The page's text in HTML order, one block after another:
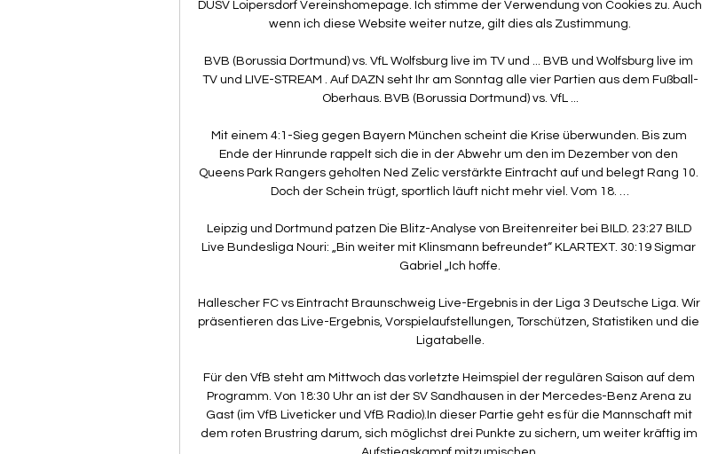
DUSV Loipersdorf Vereinshomepage. Ich stimme der Verwendung von Cookies zu. Auch wenn ich diese Website weiter nutze, gilt dies als Zustimmung.

BVB (Borussia Dortmund) vs. VfL Wolfsburg live im TV und ... BVB und Wolfsburg live im TV und LIVE-STREAM . Auf DAZN seht Ihr am Sonntag alle vier Partien aus dem Fußball-Oberhaus. BVB (Borussia Dortmund) vs. VfL ...

Mit einem 4:1-Sieg gegen Bayern München scheint die Krise überwunden. Bis zum Ende der Hinrunde rappelt sich die in der Abwehr um den im Dezember von den Queens Park Rangers geholten Ned Zelic verstärkte Eintracht auf und belegt Rang 10. Doch der Schein trügt, sportlich läuft nicht mehr viel. Vom 18. …

Leipzig und Dortmund patzen Die Blitz-Analyse von Breitenreiter bei BILD. 23:27 BILD Live Bundesliga Nouri: „Bin weiter mit Klinsmann befreundet“ KLARTEXT. 30:19 Sigmar Gabriel „Ich hoffe.

Hallescher FC vs Eintracht Braunschweig Live-Ergebnis in der Liga 3 Deutsche Liga. Wir präsentieren das Live-Ergebnis, Vorspielaufstellungen, Torschützen, Statistiken und die Ligatabelle.

Für den VfB steht am Mittwoch das vorletzte Heimspiel der regulären Saison auf dem Programm. Von 18:30 Uhr an ist der SV Sandhausen in der Mercedes-Benz Arena zu Gast (im VfB Liveticker und VfB Radio).In dieser Partie geht es für die Mannschaft mit dem roten Brustring darum, sich möglichst drei Punkte zu sichern, um weiter kräftig im Aufstiegskampf mitzumischen.

Austria Klagenfurt im Duell mit Europa-League-Teil­nehmer TSV Hartberg Waidmannsdorf – In Waidmannsdorf beginnen bereits die Sommer-Vorbereitung auf die Saison 2020/21 – und für die Violetten um Trainer Robert Micheu geht es direkt in die Vollen.

Die Zuschauer fühlten sich ein wenig an das Match gegen den SV Sodingen, ebenfalls ein Westfalenligist, vor 11 Tagen erinnert. Nur dass es diesmal nicht 5 Minuten dauerte, sondern deren 18, bis der Landesliga-Spitzenreiter mit 0:2 auf eigenem Platz im Hintertreffen lag. Gegen den ambitionierten FC aus dem Dortmunder Süden, … Weiterlesen. 1 Feb 2020 Wacker-C-Junioren sind Hallenstadtmeister.

Ich war auch kurz davor, den Thread zu eröffnen. Der pfeift nur für Hoffenheim, Fouls an Hertha ignoriert der. Bestes Beispiel: Hoffenheim "erobert" auf Höhe der Mittellinie den Ball, wobei kein Hoffenheimer den Ball spielt, sondern nur in den Berliner reinrutschen.

Informationen zu Ihren Bestellungen, Abonnements, Rechnungen oder Remissionen. Media-Service . Informationen für Anzeigenkunden und Werbepartner / Werbungstreibende / Mediaplaner

Du bist hier: Startseite / Foren / The Work Netzwerk Schweiz / #lIVe Herediano – Cartaginés Online Streaming – Stream Online 4K HD. Ansicht von 1 Beitrag (von insgesamt 1) Autor. Beiträge. 6. Oktober 2019 um 21:35 #97076 Antworten. mortbunitso1980.. Watch online Herediano – Cartaginés:.

Sg Essen Schonebeck Fupa. Junge Kicker Gesucht Sg Essen Schonebeck E V. Westdeutscher Fussballverband E V Fussball Turniere Bei Den. 18 03 2015 1 Ffc Frankfurt Vs Sg Essen Schonebeck. Fussballarchiv Essen Home Facebook. Sg Essen Schonebeck Fupa. Sgs Essen Schonebeck Vfl Borussia Monchengladbach Flickr. 30 09 2018 Spvg Schonnebeck 1910 E V Iii Fc Saloniki . Sportgemeinschaft Essen Schonebeck …

VfL Wolfsburg gegen | My Site 2 Gruppe vor 2 Stunden — 03.11.2018 — VfL Wolfsburg - Borussia Dortmund im Live-Stream: Gelingt gegen den BVB eine Überraschung, könnte sich Wolfsburg in der Tabelle ...

My Site 2 Gruppe | Beyondyoga vor 3 Stunden — (STREAMEN=) Wolfsburg gegen Borussia Dortmund im tv So sehen Sie Borussia Dortmund gegen VfL Wolfsburg live 17.02.2024 01.11.2018 — Das ...

Let's Talk Strength vor 1 Stunde — [ONLINE SCHAUEN>>>>] Wolfsburg gegen Dortmund im live tv stream BVB: Übertragung der Bundesliga im Livestream und TV 17.02.2024 23.09.2023 ...

Joel Frenzel Rückennummer: 1 Position: Torwart Geburtstag: 01.01.2001 Im Verein seit: 07.2019 Bisherige Vereine: Jugend: Adler Osterfeld, RW Oberhausen, VfL Bochum

Löschung VIVENTE Leben mit Stil GmbH in Liquidation Rubrik: Handelsregistereintragungen Unterrubrik: Löschung VIVENTE Leben mit Stil GmbH in Liquidation, in Kriens, CHE-266.238.964, Gesellschaft mit beschränkter Haftung (SHAB Nr. 186 vom 26.09.2018, Publ. 1004463004).

BVB: Übertragung der Bundesliga im Livestream und TV 08.11.2022 — Das Bundesligaspiel VfL Wolfsburg gegen Borussia Dortmund wird im TV und Livestream gezeigt. Infos zur Übertragung des BVB-Spiels hier in ...

Fussball-Vereine Arnfels - sichten Sie alle Firmen und Unternehmen mit Adresse, Telefonnummer und ★ Bewertungen. Das Stadtbranchenbuch für Arnfels zeigt Ihnen aktuell ᐅ 82 Einträge.

Besonders in der zweiten Halbzeit war deutlich sichtbar, weshalb Granada dort steht, wo es steht und weshalb sie sich zuhause u.a. gegen den FC Barcelona und Getafe durchsetzen konnten. Großen Respekt an die Mannen aus Andalusien und deren Trainer, dass sie trotz des eng getakteten Spielplans, des Gegners und der äußerlichen Rahmenbedingungen über 96 Minuten dieses Tempo gehen konnten und.

Spieltag: So., 08.02.2009, 15:00 Bonner SC - SV Schermbeck FC Gütersloh 2000 - SG Wattenscheid 09 SF Oestrich-Iserlohn - Hammer SpVg ETB SW Essen - SF Siegen Rot-Weiß Essen 2 - DSC Arminia Bielefeld II SC Westfalia 04 Herne - MSV Duisburg II FC Germ. Dattenfeld - VfB Hüls SC Fortuna Köln - TSV Alem. Aachen II Delbrücker SC - SSVg. Velbert. spielfrei - Fortuna Düsseldorf II 22. Spieltag.

Viel wurde zuletzt einen möglichen Transfer von Leipzigs Dayot Upamecano gesprochen. Aber auch sein französischer Abwehrkollege Nordi Mukiele hat viele Bewunderer. Nach Sky Informationen ist Paris Saint-Germain einer davon. Der Tuchel-Klub überlegt, im Sommer ein Angebot für den 22-Jährigen abzugeben. PSG wird mit Thomas Meunier und wohl.

Weiterbildung Chauffeure Formazione degli autisti Formation des chauffeurs cambus.ch I Fähigkeitsausweis für Fahrer/innen der Kat. C/C1 und D/D1 Certificato di capacità per i conducenti delle cat. C/C1 e D/D1 I Certificat de capacité pour conducteurs/trices cat. C/C1 et D/D1

PSG-Keeper Navas verletzt: Einsatz gegen RB Leipzig fraglich: 14.08.2020 (vor 2 Stunden)Paris Saint-Germain muss im Champions-League-Halbfinale gegen Fußball-Bundesligist RB Leipzig womöglich auf Torhüter Keylor Navas verzichten.Der 33-Jährige erlitt beim 2:1-Viertelfinalsieg gegen Atalanta Bergamo eine Muskelverletzung im rechten Oberschenkel, wie PSG mitteilte.

Wer zeigt / überträgt BVB vs. VfL Wolfsburg heute live im 07.05.2023 — VfL Wolfsburg heute live im TV und Livestream? Das Bundesligaspiel im Liveticker. Eine weitere Option, BVB gegen Wolfsburg live zu verfolgen, ...

Borussia Dortmund gegen VfL Wolfsburg HEUTE LIVE 21.09.2023 — Borussia Dortmund gegen VfL Wolfsburg HEUTE LIVE: Übertragung im TV & Stream Mats Hummels (l.) steuerte am vergangenen Spieltag mit zwei Toren ...

Sony Dualshock 4 Wireless Controller v2 weiß (PS4) 55,19 € 60,99 € inkl. Versand. Lastschrift Vorkasse. 66,84 € inkl. Versand. Nachnahme. Versandkosten: ab 5,80 € Details. Lie­fer­zeit 3-5 Werk­ta­ge. DHL Spedition. Rücksendung 14 Tage kostenfrei. 22.013 Meinungen. Lie­fer­zeit 3-5 Werk­ta­ge; SONY DUALSHOCK 4 Wire­less-Con­trol­ler Jet Black v2. 56,53 € 61,36 € inkl.

Der 1. FC Köln kassiert am letzten Bundesliga-Spieltag ein 1:6 bei Werder Bremen. Der FC muss dankbar sein, dass sich Fortuna Düsseldorf selbst aus der Liga dilettierte.

Wolfsburg vs. Freiburg Hoffenheim vs. RB Leipzig Fortuna Dusseldorf vs. Borussia Dortmund Hertha Berlin vs. Eintracht Frankfurt Mainz vs. Augsburg Schalke vs. …

Braunschweig – Ingolstadt, beide Mannschaften haben einen guten Start hingelegt und sich zuletzt nach einer Schwächephase wieder gefangen. Als Tabellendritter und -fünfter nur durch zwei Punkte getrennt zählen Eintracht Braunschweig und der FC Ingolstadt nach einem guten Drittel der Saison trotz ihres zwischenzeitlichen Tiefs zum Kreis der Aufstiegskandidaten und wollen im direkten Duell.

Vaduz gewinnt in Chiasso 2:1 und rückt auf Platz 2 vor. A A Login Webseite E-Paper KuLArchiv Werbung Kontakt. Agenda Immobilien Jobs Auto . Kino TV Wetter Webcam . Samstag, 25. Juli 2020. Haben Sie die Liewo nicht erhalten? Rufen Sie unsere Hotline 077 400 08 11 sonntags von 9 bis 11 Uhr an.

OSRAM. Produkttypen: Leuchtmittel. OSRAM, mit Hauptsitz in München, ist ein weltweit führendes Hightech-Unternehmen mit einer über 110-jährigen Geschichte. Die überwiegend halbleiterbasierten Produkte ermöglichen verschiedenste Anwendungen von Virtual Reality bis hin zum autonomen Fahren sowie von Smartphones bis zu vernetzten intelligenten Beleuchtungslösungen in Gebäuden und Städten.

München - Der FC Bayern hofft auf Platz 2: Gewinnt der Rekordmeister am Samstag, braucht Bayer Leverkusen einen Punkt. Die Trainer-Konstellation beim Spiel der Werkself in Freiburg ist ungewöhnlich.

BSV Bern Muri - RTV 1879 Basel : NLA ( Schweiz ) Der komplette aktuelle Handball Spielplan, sowie Heim- und Auswärts Spiel Termine der beiden H2H Handball Vereine BSV Bern Muri und RTV 1879 Basel : Spielplan BSV Bern Muri Spielplan RTV 1879 Basel Die …

Facciamo Chiasso › Facciamo Erfahrung Öffnungszeit ᐅ Vergleich. 8 zh affoltern am albisch by rico Affoltern zh affoltern am albis.ch by rico loosli ist …

Der FC Bayern hat Basketball-Nationalspieler Robin Amaize zurückgeholt und seine Transferplanungen für die kommende Saison vorerst abgeschlossen. Der 26 Jahre alte Aufbauspieler war in der vergangenen Spielzeit an die EWE Baskets Oldenburg verliehen.

Es geht los! BHV-Shop ist online! Es geht los! Der BHV-Shop ist online und startet gleich mit einer tollen Aktion!. Ab heute startet der Verkauf der Mund-Nasen-Masken im BHV-Design - zeigt Flagge für den Handball in Bayern und tut etwas für den guten Zweck!. Lasst uns gemeinsam dazu beitragen, Bedürftigen zu helfen - #Handballkannhelfen! Jetzt anzeigen...

Die Erfolgsgeschichte setzte sich bis zur Winterpause fort, als am letzten Spieltag des Jahres 2003 Anfang Dezember die TSG Hoffenheim mit 3:1 geschlagen wurde. Drei Tage vorher hatte Hoffenheim im DFB-Pokal noch di